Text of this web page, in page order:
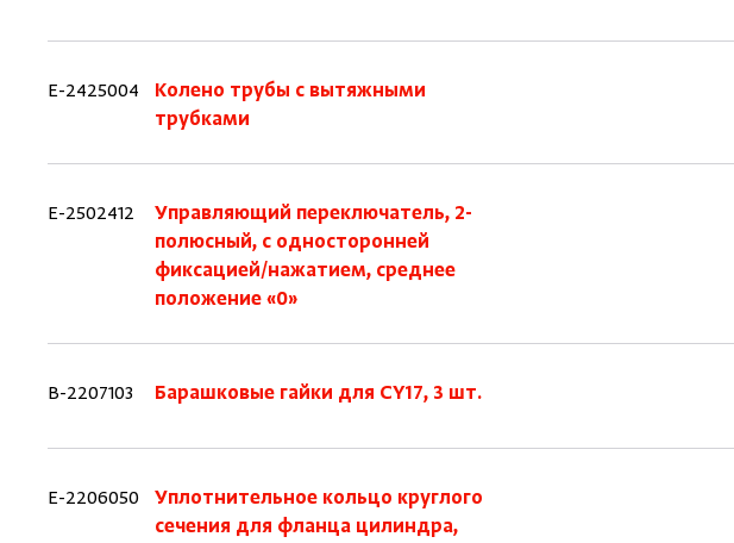
E-2425004
Колено трубы с вытяжными
трубками
E-2502412
Управляющий переключатель, 2-
полюсный, с односторонней
фиксацией/нажатием, среднее
положение «0»
B-2207103 Барашковые гайки для CY17, 3 шт.
E-2206050
Уплотнительное кольцо круглого
сечения для фланца цилиндра,